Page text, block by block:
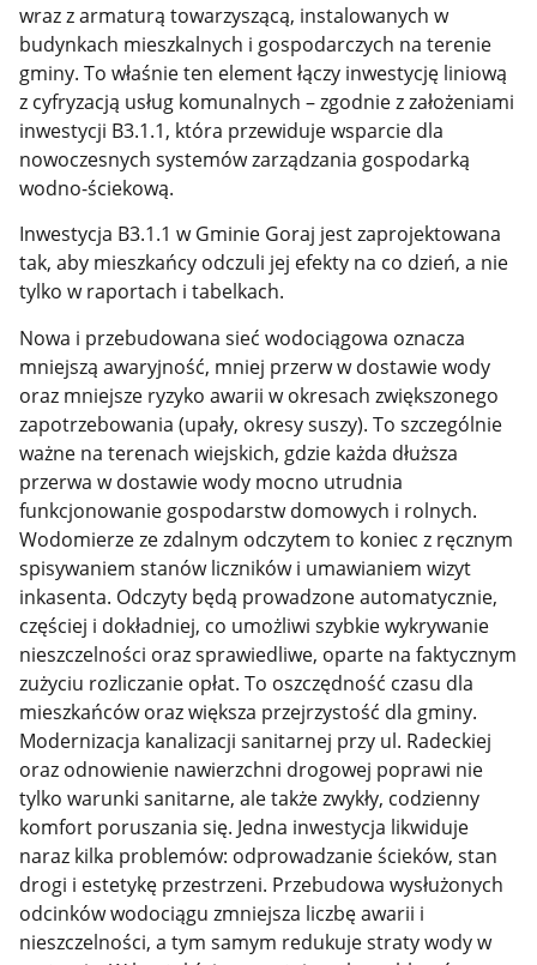
wraz z armaturą towarzyszącą, instalowanych w
budynkach mieszkalnych i gospodarczych na terenie
gminy. To właśnie ten element łączy inwestycję liniową
z cyfryzacją usług komunalnych – zgodnie z założeniami
inwestycji B3.1.1, która przewiduje wsparcie dla
nowoczesnych systemów zarządzania gospodarką
wodno-ściekową.
Inwestycja B3.1.1 w Gminie Goraj jest zaprojektowana
tak, aby mieszkańcy odczuli jej efekty na co dzień, a nie
tylko w raportach i tabelkach.
Nowa i przebudowana sieć wodociągowa oznacza
mniejszą awaryjność, mniej przerw w dostawie wody
oraz mniejsze ryzyko awarii w okresach zwiększonego
zapotrzebowania (upały, okresy suszy). To szczególnie
ważne na terenach wiejskich, gdzie każda dłuższa
przerwa w dostawie wody mocno utrudnia
funkcjonowanie gospodarstw domowych i rolnych.
Wodomierze ze zdalnym odczytem to koniec z ręcznym
spisywaniem stanów liczników i umawianiem wizyt
inkasenta. Odczyty będą prowadzone automatycznie,
częściej i dokładniej, co umożliwi szybkie wykrywanie
nieszczelności oraz sprawiedliwe, oparte na faktycznym
zużyciu rozliczanie opłat. To oszczędność czasu dla
mieszkańców oraz większa przejrzystość dla gminy.
Modernizacja kanalizacji sanitarnej przy ul. Radeckiej
oraz odnowienie nawierzchni drogowej poprawi nie
tylko warunki sanitarne, ale także zwykły, codzienny
komfort poruszania się. Jedna inwestycja likwiduje
naraz kilka problemów: odprowadzanie ścieków, stan
drogi i estetykę przestrzeni. Przebudowa wysłużonych
odcinków wodociągu zmniejsza liczbę awarii i
nieszczelności, a tym samym redukuje straty wody w